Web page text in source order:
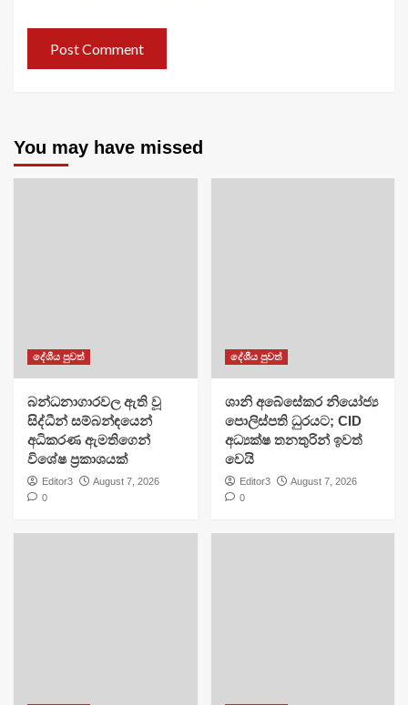
You may have missed
දේශීය පුවත්
බන්ධනාගාරවල ඇති වූ
සිද්ධීන් සම්බන්ඳයෙන්
අධිකරණ ඇමතිගෙන්
විශේෂ ප්‍රකාශයක්
Editor3
August 7, 2026
0
දේශීය පුවත්
ශානි අබේසේකර නියෝජ්‍ය
පොලිස්පති ධුරයට; CID
අධ්‍යක්ෂ තනතුරින් ඉවත්
වෙයි
Editor3
August 7, 2026
0